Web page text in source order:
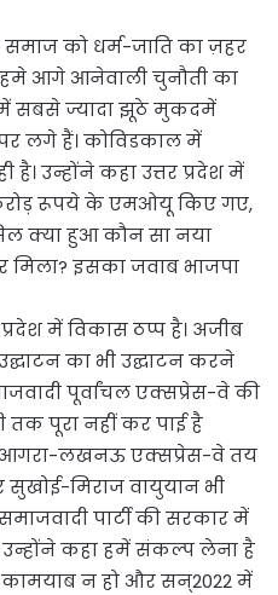
समाज को धर्म-जाति का ज़हर
आगे आनेवाली चुनौती का
में सबसे ज्यादा झूठे मुकदमें
पर लगे हैं। कोविडकाल में
उन्होंने कहा उत्तर प्रदेश में
रूपये के एमओयू किए गए,
क्या हुआ कौन सा नया
मिला? इसका जवाब भाजपा
में विकास ठप्प है। अजीब
का भी उद्घाटन करने
पूर्वांचल एक्सप्रेस-वे की
पूरा नहीं कर पाई है
आगरा-लखनऊ एक्सप्रेस-वे तय
मिराज वायुयान भी
पार्टी की सरकार में
उन्होंने कहा हमें संकल्प लेना है
न हो और सन्2022 में